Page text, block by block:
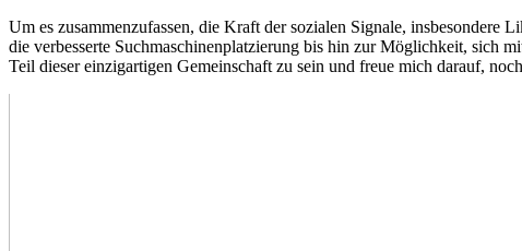
Um es zusammenzufassen, die Kraft der sozialen Signale,
die verbesserte Suchmaschinenplatzierung bis hin zur Möglichkeit, sich
Teil dieser einzigartigen Gemeinschaft zu sein und freue mich darauf,